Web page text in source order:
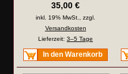
35,00 €
inkl. 19% MwSt., zzgl.
Versandkosten
Lieferzeit: 3–5 Tage
In den Warenkorb